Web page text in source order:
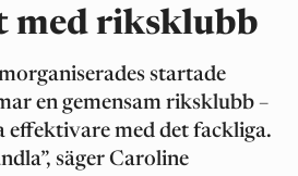
med riksklubb
startade
en gemensam riksklubb –
med det fackliga.
säger Caroline